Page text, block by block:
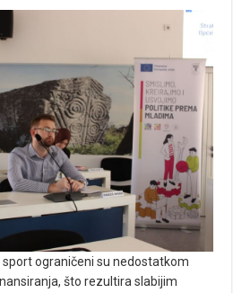
ograničeni su nedostatkom
što rezultira slabijim